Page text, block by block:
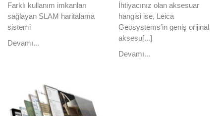
Farklı kullanım imkanları
sağlayan SLAM haritalama
sistemi
Devamı...
İhtiyacınız olan aksesuar
hangisi ise, Leica
Geosystems’in geniş orijinal
aksesu[...]
Devamı...